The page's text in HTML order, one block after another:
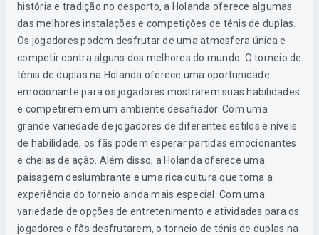
história e tradição no desporto, a Holanda oferece algumas
das melhores instalações e competições de ténis de duplas.
Os jogadores podem desfrutar de uma atmosfera única e
competir contra alguns dos melhores do mundo. O torneio de
ténis de duplas na Holanda oferece uma oportunidade
emocionante para os jogadores mostrarem suas habilidades
e competirem em um ambiente desafiador. Com uma
grande variedade de jogadores de diferentes estilos e níveis
de habilidade, os fãs podem esperar partidas emocionantes
e cheias de ação. Além disso, a Holanda oferece uma
paisagem deslumbrante e uma rica cultura que torna a
experiência do torneio ainda mais especial. Com uma
variedade de opções de entretenimento e atividades para os
jogadores e fãs desfrutarem, o torneio de ténis de duplas na